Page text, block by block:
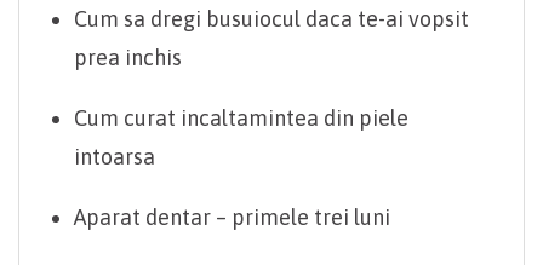
Cum sa dregi busuiocul daca te-ai vopsit
prea inchis
Cum curat incaltamintea din piele
intoarsa
Aparat dentar – primele trei luni